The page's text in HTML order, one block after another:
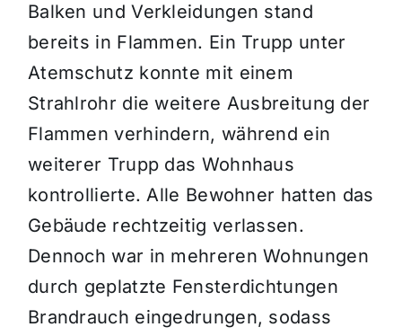
Balken und Verkleidungen stand
bereits in Flammen. Ein Trupp unter
Atemschutz konnte mit einem
Strahlrohr die weitere Ausbreitung der
Flammen verhindern, während ein
weiterer Trupp das Wohnhaus
kontrollierte. Alle Bewohner hatten das
Gebäude rechtzeitig verlassen.
Dennoch war in mehreren Wohnungen
durch geplatzte Fensterdichtungen
Brandrauch eingedrungen, sodass